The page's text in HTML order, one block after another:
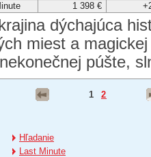
1 398 €
dýchajúca
miest a
púšte,
1 2
Hľadanie
Last Minute